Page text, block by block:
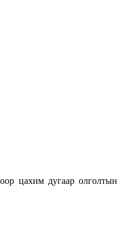
цахим дугаар олголтын